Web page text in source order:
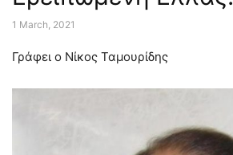
1 March, 2021
Γράφει ο Νίκος Ταμουρίδης